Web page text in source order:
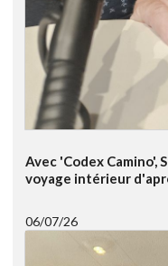
Avec 'Codex Camino',
voyage intérieur
06/07/26